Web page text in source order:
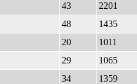
43 2201
48 1435
20 1011
29 1065
34 1359